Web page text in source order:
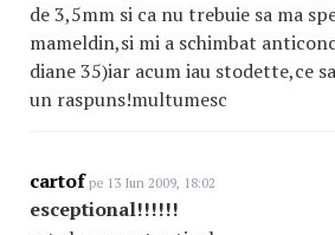
de 3,5mm si ca nu trebuie sa ma
mameldin,si mi a schimbat
diane 35)iar acum iau stodette,ce
un raspuns!multumesc
cartof pe 13 Iun 2009, 18:02
esceptional!!!!!!